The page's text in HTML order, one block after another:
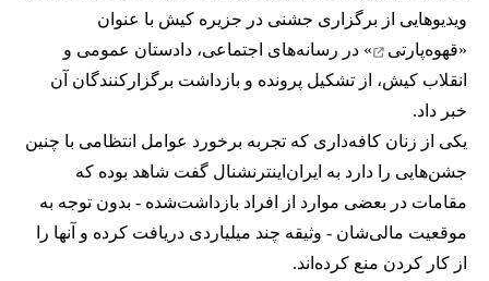
ویدیوهایی از برگزاری جشنی در جزیره کیش با عنوان
«قهوه‌پارتی
» در رسانه‌های اجتماعی، دادستان عمومی و
انقلاب کیش، از تشکیل پرونده و بازداشت برگزارکنندگان آن
خبر داد.
یکی از زنان کافه‌داری که تجربه برخورد عوامل انتظامی با چنین
جشن‌هایی را دارد به ایران‌اینترنشنال گفت شاهد بوده که
مقامات در بعضی موارد از افراد بازداشت‌‌شده - بدون توجه به
موقعیت مالی‌شان - وثیقه چند میلیاردی دریافت کرده و آنها را
از کار کردن منع کرده‌اند.